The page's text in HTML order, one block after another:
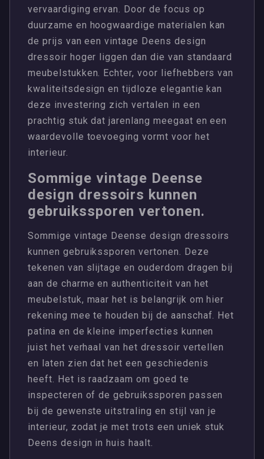
vervaardiging ervan. Door de focus op
duurzame en hoogwaardige materialen kan
de prijs van een vintage Deens design
dressoir hoger liggen dan die van standaard
meubelstukken. Echter, voor liefhebbers van
kwaliteitsdesign en tijdloze elegantie kan
deze investering zich vertalen in een
prachtig stuk dat jarenlang meegaat en een
waardevolle toevoeging vormt voor het
interieur.
Sommige vintage Deense
design dressoirs kunnen
gebruikssporen vertonen.
Sommige vintage Deense design dressoirs
kunnen gebruikssporen vertonen. Deze
tekenen van slijtage en ouderdom dragen bij
aan de charme en authenticiteit van het
meubelstuk, maar het is belangrijk om hier
rekening mee te houden bij de aanschaf. Het
patina en de kleine imperfecties kunnen
juist het verhaal van het dressoir vertellen
en laten zien dat het een geschiedenis
heeft. Het is raadzaam om goed te
inspecteren of de gebruikssporen passen
bij de gewenste uitstraling en stijl van je
interieur, zodat je met trots een uniek stuk
Deens design in huis haalt.